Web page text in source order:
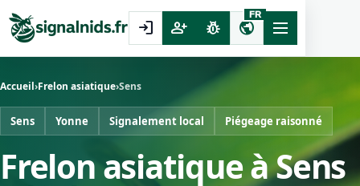
login person_add pest_control public
FR
Accueil›Frelon asiatique›Sens
Sens Yonne Signalement local Piégeage raisonné
Frelon asiatique à Sens